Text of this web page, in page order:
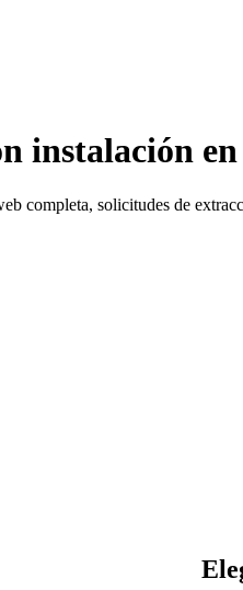
instalación
completa, solicitudes de